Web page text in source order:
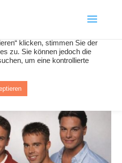
Inhalte und Anzeigen zu
für soziale Medien anbieten zu
klicken, stimmen Sie der
zu. Sie können jedoch die
um eine kontrollierte